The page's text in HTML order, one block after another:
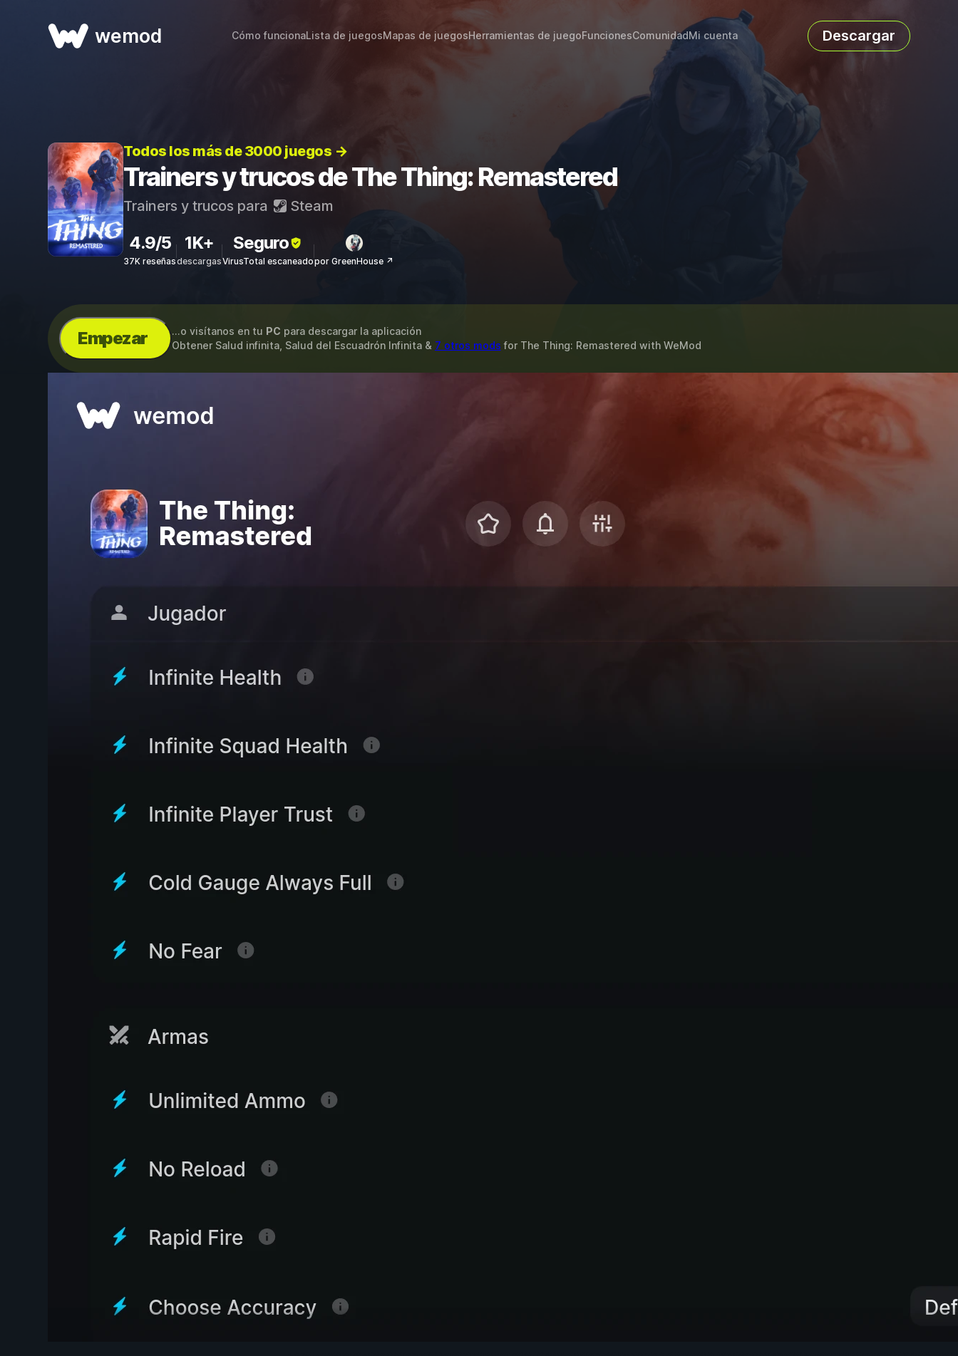
wemod Cómo funcionaLista de juegosMapas de juegosHerramientas de juegoFuncionesComunidadMi cuenta Descargar
Todos los más de 3000 juegos →
Trainers y trucos de The Thing: Remastered
Trainers y trucos para Steam
4.9/5
37K reseñas
1K+
descargas
Seguro
VirusTotal escaneadopor GreenHouse ↗
Empezar ...o visítanos en tu PC para descargar la aplicación
Obtener Salud infinita, Salud del Escuadrón Infinita & 7 otros mods for The Thing: Remastered with WeMod